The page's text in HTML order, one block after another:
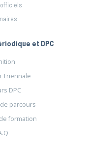
et DPC
Triennale
DPC
parcours
formation